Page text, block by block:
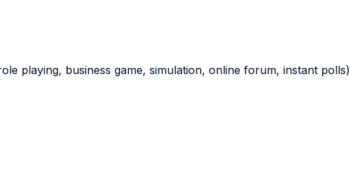
playing, business game, simulation, online forum, instant polls)